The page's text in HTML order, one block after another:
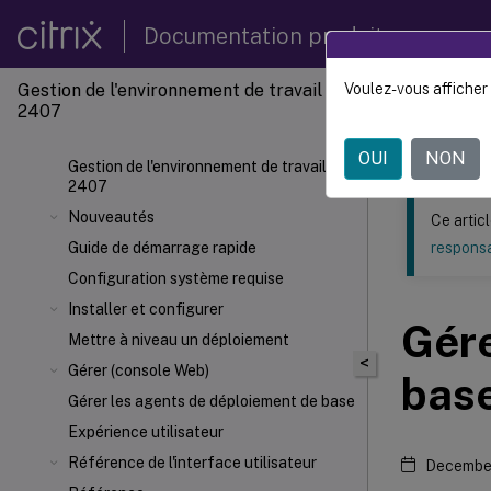
Documentation produit
Gestion de l'environnement de travail
2407
Gestion de l'environnement de travail
2407
Nouveautés
Guide de démarrage rapide
Configuration système requise
Installer et configurer
Mettre à niveau un déploiement
Gérer (console Web)
Gérer les agents de déploiement de base
Expérience utilisateur
Référence de l'interface utilisateur
Ce contenu a
<
Ce
Voulez-vous
OUI NON